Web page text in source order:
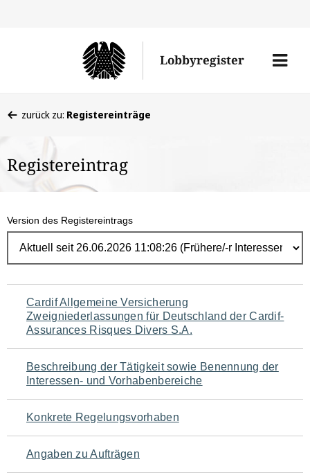
Lobbyregister
Menü
befinden
hier:
zurück zu: Registereinträge
Registereintrag
Version des Registereintrags
Navigation
für
den
Seiteninhalt
Cardif Allgemeine Versicherung
Zweigniederlassungen für Deutschland der Cardif-
Assurances Risques Divers S.A.
Beschreibung der Tätigkeit sowie Benennung der
Interessen- und Vorhabenbereiche
Konkrete Regelungsvorhaben
Angaben zu Aufträgen